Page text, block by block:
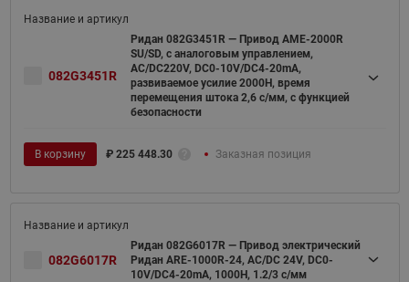
082G3451R
Ридан 082G3451R — Привод AME-2000R
SU/SD, с аналоговым управлением,
AC/DC220V, DC0-10V/DC4-20mA,
развиваемое усилие 2000Н, время
перемещения штока 2,6 с/мм, с функцией
безопасности
В корзину ₽ 225 448.30 Заказная позиция
082G6017R
Ридан 082G6017R — Привод электрический
Ридан ARE-1000R-24, AC/DC 24V, DC0-
10V/DC4-20mA, 1000H, 1.2/3 с/мм